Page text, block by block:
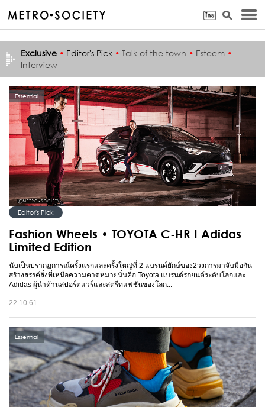
Exclusive • Editor's Pick • Talk of the town • Esteem •
Interview
Essential
Editor's Pick
Fashion Wheels • TOYOTA C-HR I Adidas
Limited Edition
นับเป็นปรากฏการณ์ครั้งแรกและครั้งใหญ่ที่ 2 แบรนด์ยักษ์ของ2วงการมาจับมือกัน
สร้างสรรค์สิ่งที่เหนือความคาดหมายนั่นคือ Toyota แบรนด์รถยนต์ระดับโลกและ
Adidas ผู้นำด้านสปอร์ตแวร์และสตรีทแฟชั่นของโลก...
22.10.61
Essential